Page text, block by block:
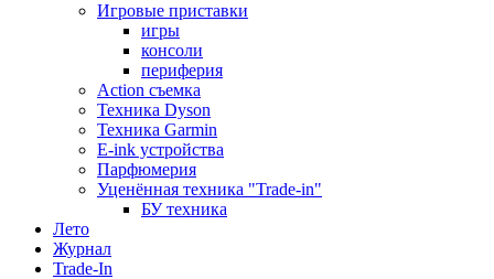
Игровые приставки
игры
консоли
периферия
Action съемка
Техника Dyson
Техника Garmin
E-ink устройства
Парфюмерия
Уценённая техника "Trade-in"
БУ техника
Лето
Журнал
Trade-In